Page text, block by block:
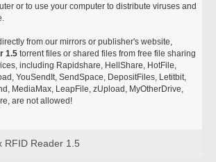
or to use your computer to distribute viruses and
from our mirrors or publisher's website,
1.5 torrent files or shared files from free file sharing
including Rapidshare, HellShare, HotFile,
YouSendIt, SendSpace, DepositFiles, Letitbit,
MediaMax, LeapFile, zUpload, MyOtherDrive,
are not allowed!
RFID Reader 1.5